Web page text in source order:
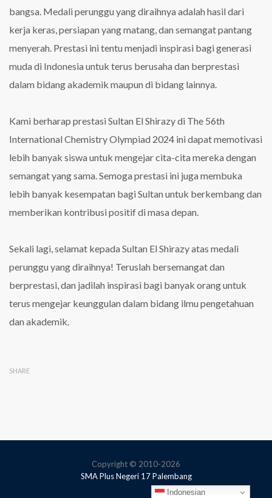
bangsa. Medali perunggu yang diraihnya adalah hasil dari
kerja keras, persiapan yang matang, dan semangat pantang
menyerah. Prestasi ini tentu menjadi inspirasi bagi generasi
muda di Indonesia untuk terus berusaha dan berprestasi
dalam bidang akademik maupun di bidang lainnya.
Kami berharap prestasi Sultan El Shirazy di The 56th
International Chemistry Olympiad 2024 ini dapat memotivasi
lebih banyak siswa untuk mengejar cita-cita mereka dengan
semangat yang sama. Semoga prestasi ini juga membuka
lebih banyak kesempatan bagi Sultan untuk berkembang dan
memberikan kontribusi positif di masa depan.
Sekali lagi, selamat kepada Sultan El Shirazy atas medali
perunggu yang diraihnya! Teruslah bersemangat dan
berprestasi, dan jadilah inspirasi bagi banyak orang untuk
terus mengejar keunggulan dalam bidang ilmu pengetahuan
dan akademik.
SHARE
Copyright © 2010-2026
SMA Plus Negeri 17 Palembang
Indonesian